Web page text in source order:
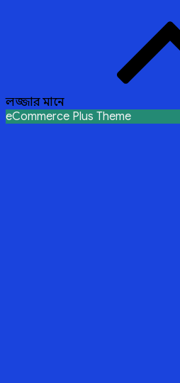
লজ্জার মানে
eCommerce Plus Theme